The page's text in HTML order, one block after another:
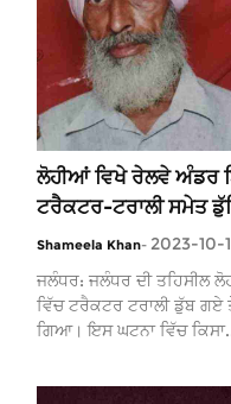
ਲੋਹੀਆਂ ਵਿਖੇ ਰੇਲਵੇ ਅੰਡਰ
ਟਰੈਕਟਰ-ਟਰਾਲੀ ਸਮੇਤ
Shameela Khan- 2023-10-
ਜਲੰਧਰ: ਜਲੰਧਰ ਦੀ ਤਹਿਸੀਲ
ਵਿੱਚ ਟਰੈਕਟਰ ਟਰਾਲੀ ਡੁੱਬ ਗਏ
ਗਿਆ। ਇਸ ਘਟਨਾ ਵਿੱਚ